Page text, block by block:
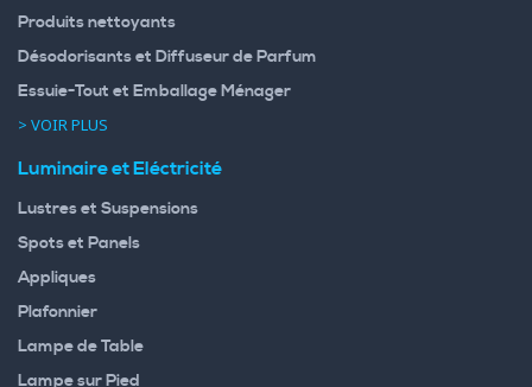
Produits nettoyants
Désodorisants et Diffuseur de Parfum
Essuie-Tout et Emballage Ménager
> VOIR PLUS
Luminaire et Eléctricité
Lustres et Suspensions
Spots et Panels
Appliques
Plafonnier
Lampe de Table
Lampe sur Pied